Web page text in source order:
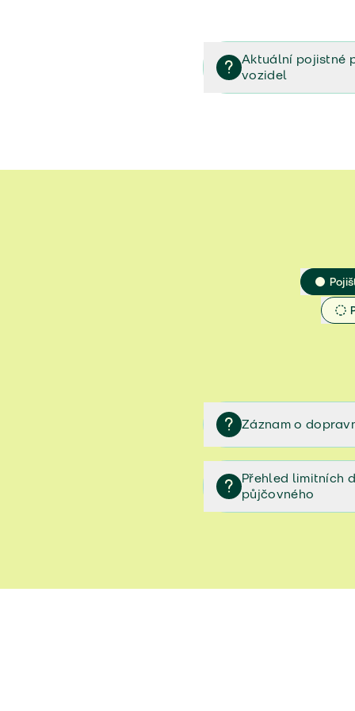
Aktuální pojistné
vozidel
Veřejný příslib -
Záznam o
Záznam o dopravní
Přehled limitních
půjčovného